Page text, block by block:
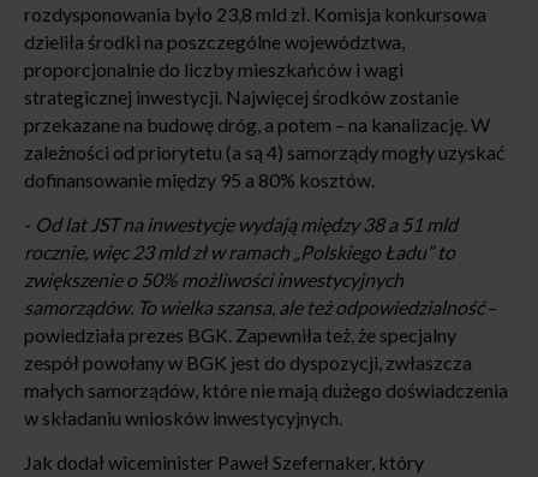
rozdysponowania było 23,8 mld zł. Komisja konkursowa
dzieliła środki na poszczególne województwa,
proporcjonalnie do liczby mieszkańców i wagi
strategicznej inwestycji. Najwięcej środków zostanie
przekazane na budowę dróg, a potem – na kanalizację. W
zależności od priorytetu (a są 4) samorządy mogły uzyskać
dofinansowanie między 95 a 80% kosztów.
- Od lat JST na inwestycje wydają między 38 a 51 mld
rocznie, więc 23 mld zł w ramach „Polskiego Ładu” to
zwiększenie o 50% możliwości inwestycyjnych
samorządów. To wielka szansa, ale też odpowiedzialność–
powiedziała prezes BGK. Zapewniła też, że specjalny
zespół powołany w BGK jest do dyspozycji, zwłaszcza
małych samorządów, które nie mają dużego doświadczenia
w składaniu wniosków inwestycyjnych.
Jak dodał wiceminister Paweł Szefernaker, który